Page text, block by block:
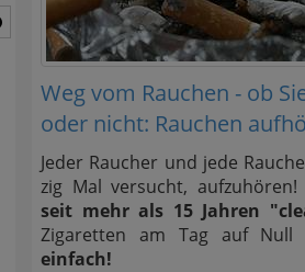
Nach Oben
Weg vom Rauchen - ob
oder nicht: Rauchen
Jeder Raucher und jede
zig Mal versucht,
seit mehr als 15 Jahren
Zigaretten am Tag auf
einfach!